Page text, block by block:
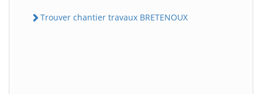
Trouver chantier travaux BRETENOUX